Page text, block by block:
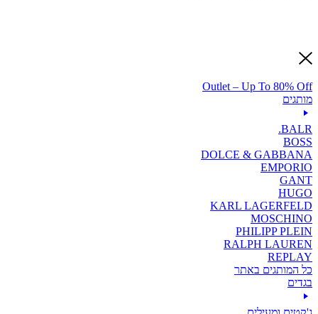
Outlet – Up To 80% Off
מותגים
BALR.
BOSS
DOLCE & GABBANA
EMPORIO
GANT
HUGO
KARL LAGERFELD
MOSCHINO
PHILIPP PLEIN
RALPH LAUREN
REPLAY
כל המותגים באתר
בגדים